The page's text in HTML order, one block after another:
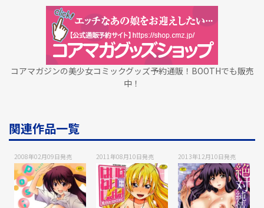
コアマガジンの美少女コミックグッズ予約通販！BOOTHでも販売
中！
関連作品一覧
2008年02月09日発売 2011年08月10日発売 2013年12月10日発売